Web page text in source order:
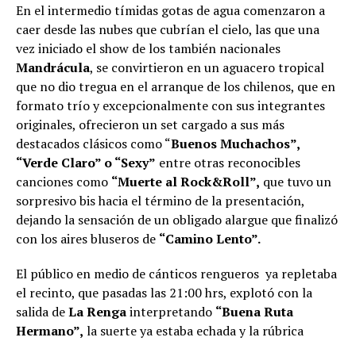
En el intermedio tímidas gotas de agua comenzaron a
caer desde las nubes que cubrían el cielo, las que una
vez iniciado el show de los también nacionales
Mandrácula, se convirtieron en un aguacero tropical
que no dio tregua en el arranque de los chilenos, que en
formato trío y excepcionalmente con sus integrantes
originales, ofrecieron un set cargado a sus más
destacados clásicos como “Buenos Muchachos”,
“Verde Claro” o “Sexy” entre otras reconocibles
canciones como “Muerte al Rock&Roll”, que tuvo un
sorpresivo bis hacia el término de la presentación,
dejando la sensación de un obligado alargue que finalizó
con los aires bluseros de “Camino Lento”.
El público en medio de cánticos rengueros ya repletaba
el recinto, que pasadas las 21:00 hrs, explotó con la
salida deLa Rengainterpretando “Buena Ruta
Hermano”, la suerte ya estaba echada y la rúbrica